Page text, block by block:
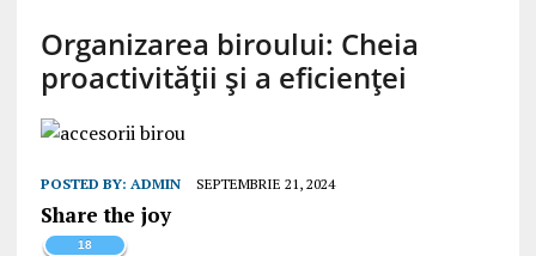
Organizarea biroului: Cheia
proactivității și a eficienței
POSTED BY: ADMIN SEPTEMBRIE 21, 2024
Share the joy
18